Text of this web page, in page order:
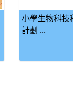
小學生物科技
計劃 ...